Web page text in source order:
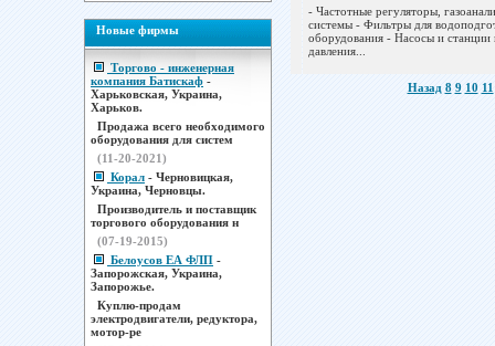
Новые фирмы
Торгово - инженерная
компания Батискаф -
Харьковская, Украина,
Харьков.
Продажа всего необходимого
оборудования для систем
(11-20-2021)
Корал - Черновицкая,
Украина, Черновцы.
Производитель и поставщик
торгового оборудования н
(07-19-2015)
Белоусов ЕА ФЛП -
Запорожская, Украина,
Запорожье.
Куплю-продам
электродвигатели, редуктора,
мотор-ре
- Частотные регуляторы,
системы - Фильтры для
оборудования - Насосы и
давления...
Назад 8 9 10 11